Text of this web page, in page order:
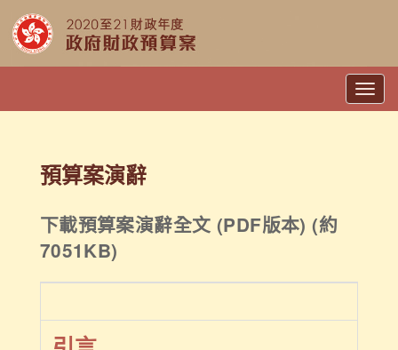
預算案演辭
下載預算案演辭全文 (PDF版本) (約
7051KB)